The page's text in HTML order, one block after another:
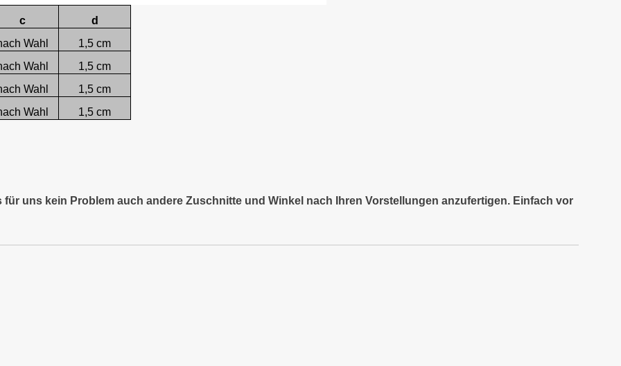
c
d
Wahl
1,5 cm
Wahl
1,5 cm
Wahl
1,5 cm
Wahl 1,5 cm
uns kein Problem auch andere Zuschnitte und Winkel nach Ihren Vorstellungen anzufertigen. Einfach vor